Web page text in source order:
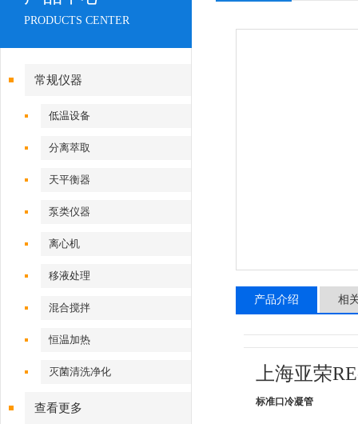
PRODUCTS CENTER
常规仪器
低温设备
分离萃取
天平衡器
泵类仪器
离心机
移液处理
混合搅拌
恒温加热
灭菌清洗净化
查看更多
产品介绍 相
上海亚荣
标准口冷凝管